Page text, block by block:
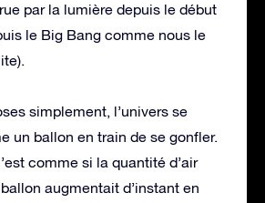
par la lumière depuis le début
le Big Bang comme nous le
simplement, l’univers se
un ballon en train de se gonfler.
comme si la quantité d’air
augmentait d’instant en